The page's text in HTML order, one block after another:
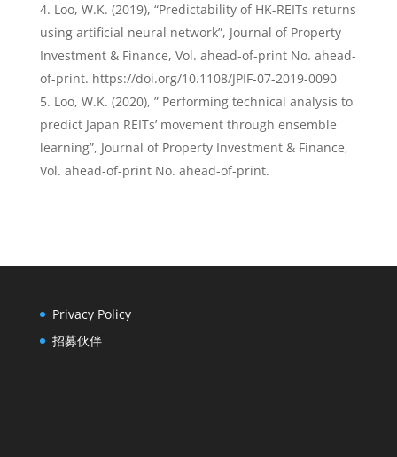
Loo, W.K. (2019), “Predictability of HK-REITs returns
using artificial neural network”, Journal of Property
Investment & Finance, Vol. ahead-of-print No. ahead-
of-print. https://doi.org/10.1108/JPIF-07-2019-0090
Loo, W.K. (2020), ” Performing technical analysis to
predict Japan REITs’ movement through ensemble
learning”, Journal of Property Investment & Finance,
Vol. ahead-of-print No. ahead-of-print.
Privacy Policy
招募伙伴